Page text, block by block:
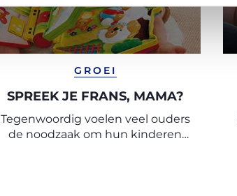
GROEI
SPREEK JE FRANS, MAMA?
Tegenwoordig voelen veel ouders
de noodzaak om hun kinderen